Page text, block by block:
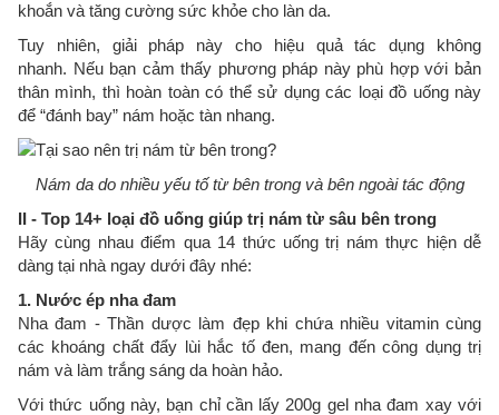
khoắn và tăng cường sức khỏe cho làn da.
Tuy nhiên, giải pháp này cho hiệu quả tác dụng không
nhanh. Nếu bạn cảm thấy phương pháp này phù hợp với bản
thân mình, thì hoàn toàn có thể sử dụng các loại đồ uống này
để “đánh bay” nám hoặc tàn nhang.
Nám da do nhiều yếu tố từ bên trong và bên ngoài tác động
II - Top 14+ loại đồ uống giúp trị nám từ sâu bên trong
Hãy cùng nhau điểm qua 14 thức uống trị nám thực hiện dễ
dàng tại nhà ngay dưới đây nhé:
1. Nước ép nha đam
Nha đam - Thần dược làm đẹp khi chứa nhiều vitamin cùng
các khoáng chất đẩy lùi hắc tố đen, mang đến công dụng trị
nám và làm trắng sáng da hoàn hảo.
Với thức uống này, bạn chỉ cần lấy 200g gel nha đam xay với